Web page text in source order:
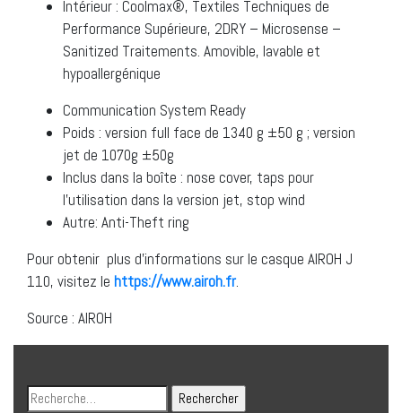
Intérieur : Coolmax®, Textiles Techniques de
Performance Supérieure, 2DRY – Microsense –
Sanitized Traitements. Amovible, lavable et
hypoallergénique
Communication System Ready
Poids : version full face de 1340 g ±50 g ; version
jet de 1070g ±50g
Inclus dans la boîte : nose cover, taps pour
l’utilisation dans la version jet, stop wind
Autre: Anti-Theft ring
Pour obtenir plus d’informations sur le casque AIROH J
110, visitez le https://www.airoh.fr.
Source : AIROH